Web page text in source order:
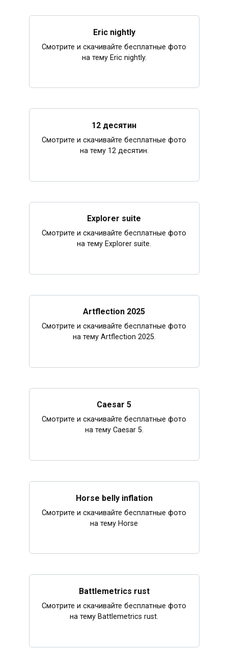
Eric nightly
Смотрите и скачивайте бесплатные фото
на тему Eric nightly.
12 десятин
Смотрите и скачивайте бесплатные фото
на тему 12 десятин.
Explorer suite
Смотрите и скачивайте бесплатные фото
на тему Explorer suite.
Artflection 2025
Смотрите и скачивайте бесплатные фото
на тему Artflection 2025.
Caesar 5
Смотрите и скачивайте бесплатные фото
на тему Caesar 5.
Horse belly inflation
Смотрите и скачивайте бесплатные фото
на тему Horse
Battlemetrics rust
Смотрите и скачивайте бесплатные фото
на тему Battlemetrics rust.